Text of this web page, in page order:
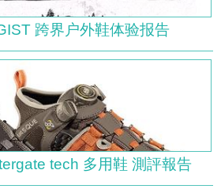
跨界户外鞋体验报告
tech 多用鞋 測評報告